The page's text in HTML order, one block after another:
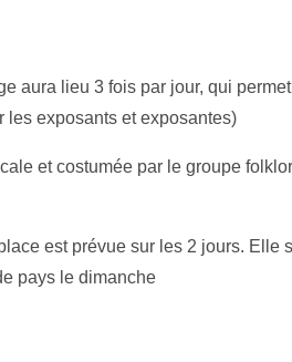
aura lieu 3 fois par jour, qui
exposants et exposantes)
et costumée par le groupe
est prévue sur les 2 jours. Elle
pays le dimanche